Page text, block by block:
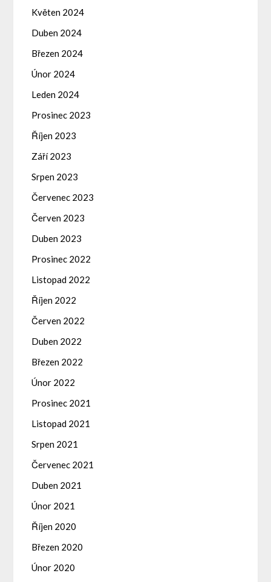
Květen 2024
Duben 2024
Březen 2024
Únor 2024
Leden 2024
Prosinec 2023
Říjen 2023
Září 2023
Srpen 2023
Červenec 2023
Červen 2023
Duben 2023
Prosinec 2022
Listopad 2022
Říjen 2022
Červen 2022
Duben 2022
Březen 2022
Únor 2022
Prosinec 2021
Listopad 2021
Srpen 2021
Červenec 2021
Duben 2021
Únor 2021
Říjen 2020
Březen 2020
Únor 2020